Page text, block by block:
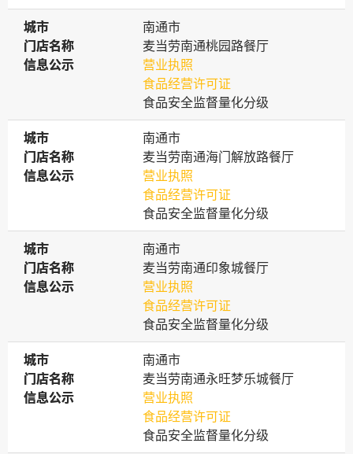
城市
城市
南通市
门店名称
门店名称
麦当劳南通桃园路餐厅
信息公示
信息公示
营业执照
食品经营许可证
食品安全监督量化分级
城市
城市
南通市
门店名称
门店名称
麦当劳南通海门解放路餐厅
信息公示
信息公示
营业执照
食品经营许可证
食品安全监督量化分级
城市
城市
南通市
门店名称
门店名称
麦当劳南通印象城餐厅
信息公示
信息公示
营业执照
食品经营许可证
食品安全监督量化分级
城市
城市
南通市
门店名称
门店名称
麦当劳南通永旺梦乐城餐厅
信息公示
信息公示
营业执照
食品经营许可证
食品安全监督量化分级